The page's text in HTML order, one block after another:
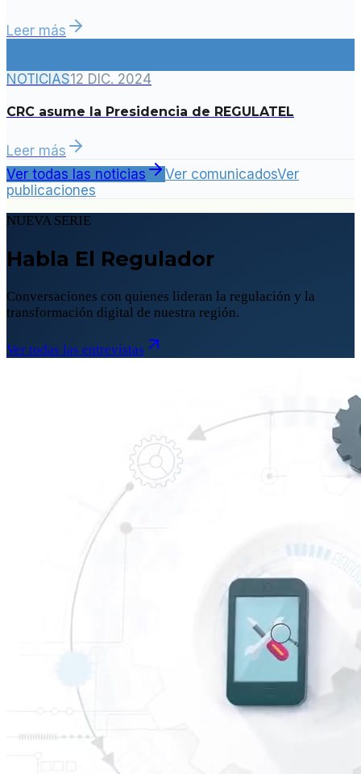
Leer más
NOTICIAS12 DIC. 2024
CRC asume la Presidencia de REGULATEL
Leer más
Ver todas las noticias
Ver comunicadosVer
publicaciones
NUEVA SERIE
Habla El Regulador
Conversaciones con quienes lideran la regulación y la
transformación digital de nuestra región.
Ver todas las entrevistas